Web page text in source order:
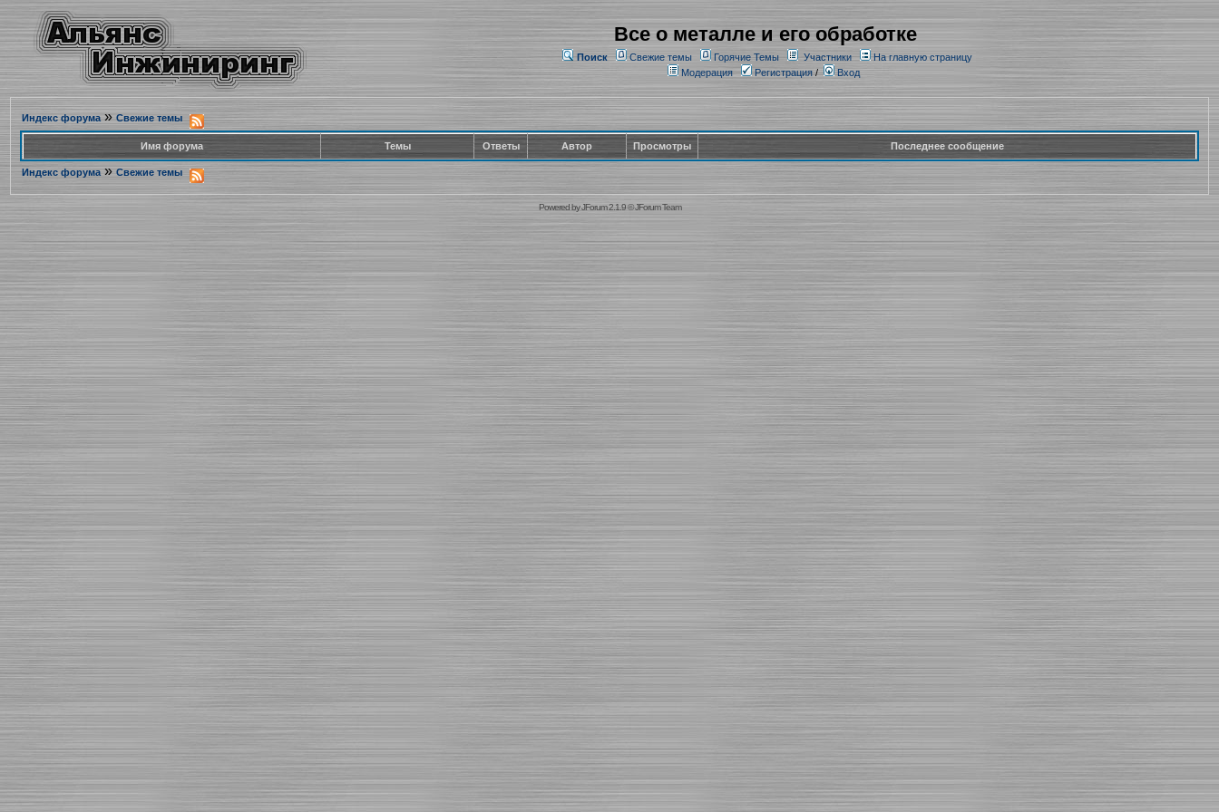
Все о металле и его обработке
Поиск Свежие темы Горячие Темы Участники
На главную страницу
Модерация
Регистрация/ Вход
Индекс форума» Свежие темы
Имя форума Темы Ответы Автор Просмотры Последнее сообщение
Индекс форума » Свежие темы
Powered byJForum 2.1.9©JForum Team